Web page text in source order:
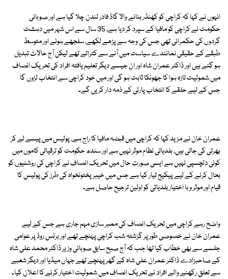
انہوں نے کہا کہ کراچی کو کھنڈر بنانے والا گاڈ فادر لندن چلا گیا ہے اور صوبائی
حکومت نے کراچی کو مافیا کے سپرد کر دیا ہے، 35 سال سے اس شہر میں دہشت
گردوں کی حکمرانی تھی جس کی وجہ سے پڑھے لکھے، سلجھے ہوئے اور متوسط
طبقے کے حقیقی نمائندے سیاست میں آنے سے کتراتے تھے لیکن آج حالات تبدیل
ہو گئے ہیں اور ڈاکٹر عمران شاہ اور ان جیسے دیگر تعلیم یافتہ افراد کی تحریک انصاف
میں شمولیت تازہ ہوا کا جھونکا ثابت ہو گی اور میں خود کراچی سے انتخاب لڑوں گا
جس کے لیے حلقے کا انتخاب پارٹی کے ذمہ دار کریں گے۔
عمران خان نے مزید کہا کہ کراچی میں قبضہ مافیا کا راج ہے، پولیس میں پیسے لے کر
بھرتی کی جاتی ہیں، بلدیاتی نظام موثر نہیں ہے اور سندھ حکومت کو ترقیاتی کاموں میں
کوئی دلچسپی نہیں ہے ایسی صورت حال میں تحریک انصاف نے کراچی کی روشنیوں کو
بحال کرنے کے لیے پیکیج تیار کیا ہے جس میں خیبرپختونخواہ کی طرز کی پولیس کا
قیام اور موثر و با اختیار بلدیاتی کو اولین ترجیح حاصل ہے۔
واضح رہے کراچی میں تحریک انصاف کی ممبر سازی مہم جاری ہے جس کے لیے
عمران خان نے خصوصی طور پر گزشتہ شب کراچی پہنچے تھے اور برنس روڈ پر عوامی
جلسے سے بھی خطاب کیا تھا جب کہ آج صبح سابق صوبائی وزیر ڈاکٹر محمد علی شاہ
کے صاحبزادے ڈاکٹر عمران علی شاہ کے گھر پہنچے تھے جہاں میڈیا اور دیگر شعبے
سے تعلق رکھنے والے افراد نے تحریک انصاف میں شمولیت اختیار کرنے کا اعلان کیا۔